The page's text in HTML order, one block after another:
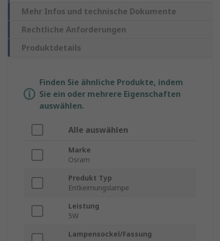
Mehr Infos und technische Dokumente
Rechtliche Anforderungen
Produktdetails
Finden Sie ähnliche Produkte, indem
Sie ein oder mehrere Eigenschaften
auswählen.
Alle auswählen
Marke
Osram
Produkt Typ
Entkeimungslampe
Leistung
5W
Lampensockel/Fassung